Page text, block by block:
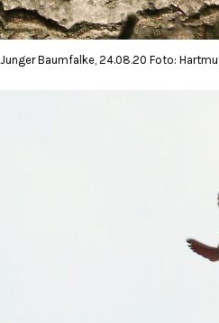
Junger Baumfalke, 24.08.20 Foto: